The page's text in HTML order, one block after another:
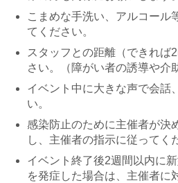
こまめな手洗い、アルコール
てください。
スタッフとの距離（できれば
さい。（障がい者の誘導や介
イベント中に大きな声で会話
い。
感染防止のために主催者が決
し、主催者の指示に従ってく
イベント終了後2週間以内に
を発症した場合は、主催者に